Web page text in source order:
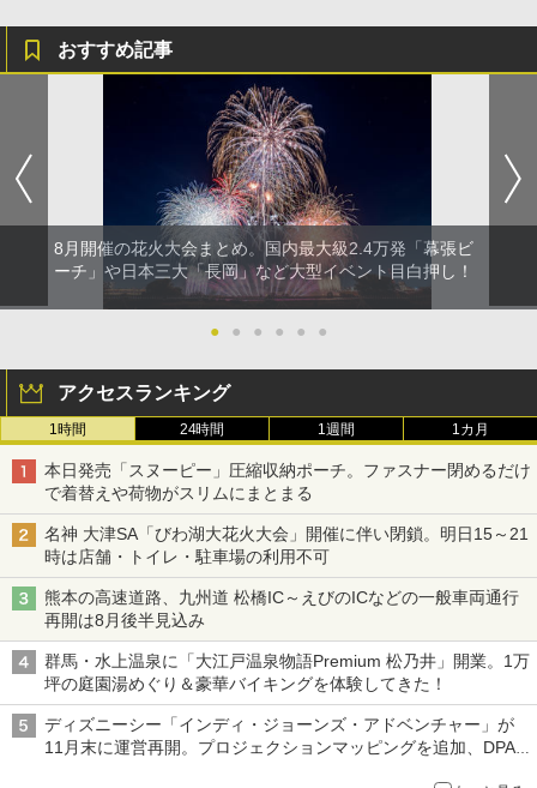
おすすめ記事
8月開催の花火大会まとめ。国内最大級2.4万発「幕張ビ
ーチ」や日本三大「長岡」など大型イベント目白押し！
● ● ● ● ● ●
アクセスランキング
1時間 24時間 1週間 1カ月
本日発売「スヌーピー」圧縮収納ポーチ。ファスナー閉めるだけ
で着替えや荷物がスリムにまとまる
名神 大津SA「びわ湖大花火大会」開催に伴い閉鎖。明日15～21
時は店舗・トイレ・駐車場の利用不可
熊本の高速道路、九州道 松橋IC～えびのICなどの一般車両通行
再開は8月後半見込み
群馬・水上温泉に「大江戸温泉物語Premium 松乃井」開業。1万
坪の庭園湯めぐり＆豪華バイキングを体験してきた！
ディズニーシー「インディ・ジョーンズ・アドベンチャー」が
11月末に運営再開。プロジェクションマッピングを追加、DPA